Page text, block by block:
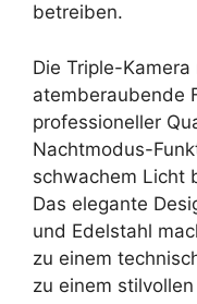
betreiben.
Die Triple-
atemberaubende
professioneller
Nachtmodus-
schwachem Licht
Das elegante
und Edelstahl
zu einem
zu einem